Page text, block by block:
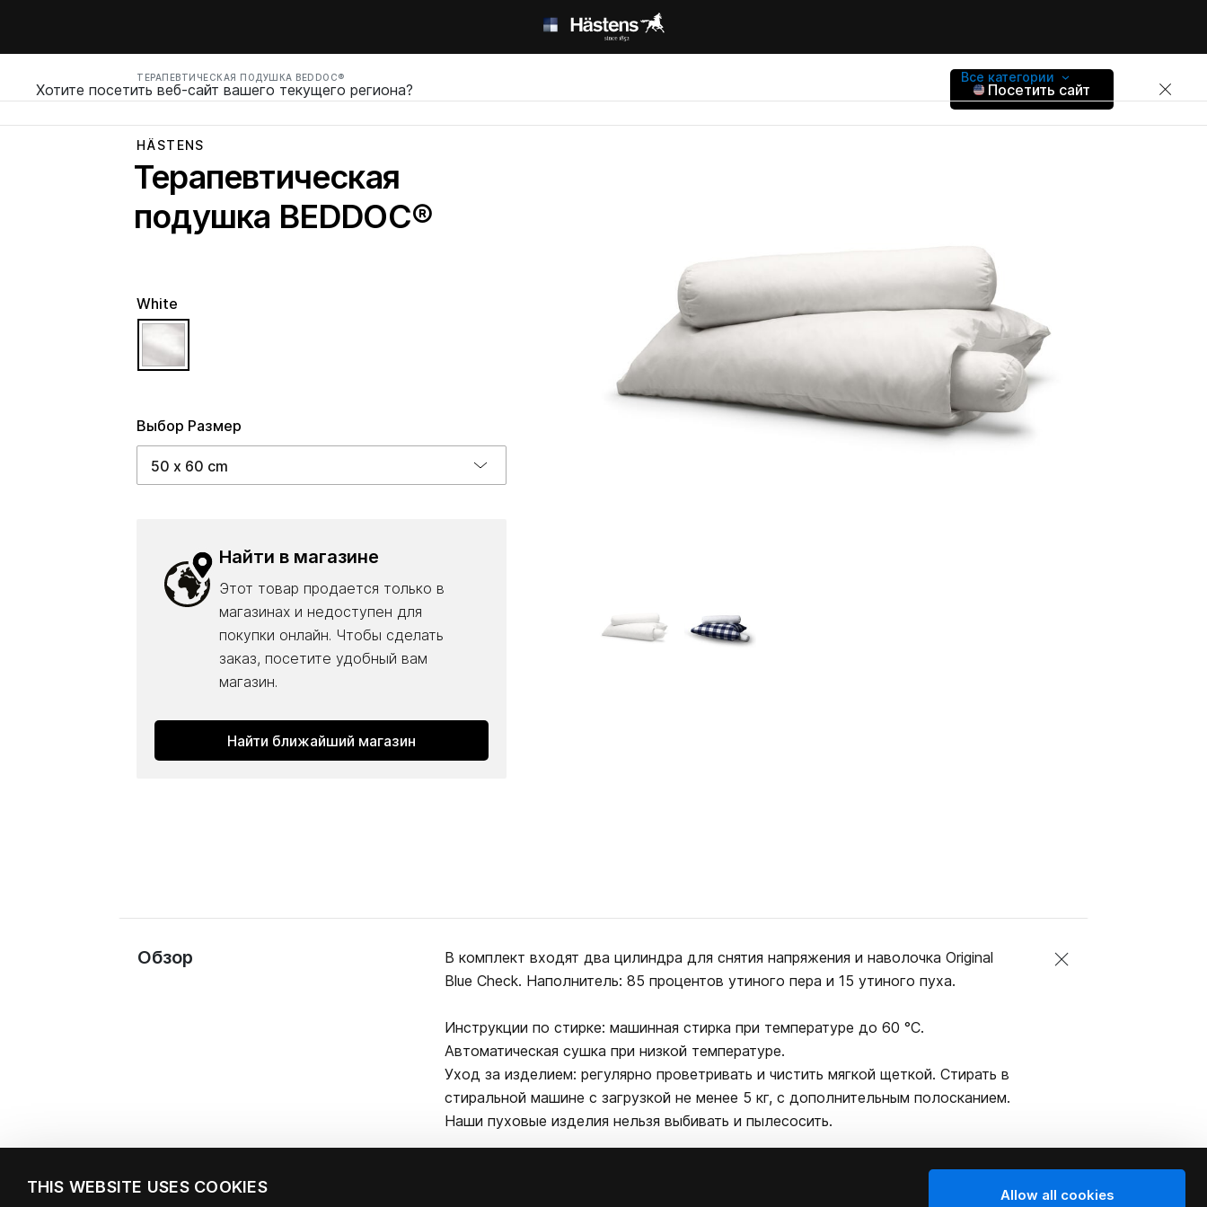
THIS WEBSITE USES COOKIES Allow all cookies
ТЕРАПЕВТИЧЕСКАЯ ПОДУШКА BEDDOC® Все категории
Хотите посетить веб-сайт вашего текущего региона? Посетить сайт
HÄSTENS
Терапевтическая
подушка BEDDOC®
Выбор Pазмер
White
Найти в магазине
Этот товар продается только в
магазинах и недоступен для
покупки онлайн. Чтобы сделать
заказ, посетите удобный вам
магазин.
Найти ближайший магазин
Обзор
В комплект входят два цилиндра для снятия напряжения и наволочка Original
Blue Check. Наполнитель: 85 процентов утиного пера и 15 утиного пуха.
Инструкции по стирке: машинная стирка при температуре до 60 °C.
Автоматическая сушка при низкой температуре.
Уход за изделием: регулярно проветривать и чистить мягкой щеткой. Стирать в
стиральной машине с загрузкой не менее 5 кг, с дополнительным полосканием.
Наши пуховые изделия нельзя выбивать и пылесосить.